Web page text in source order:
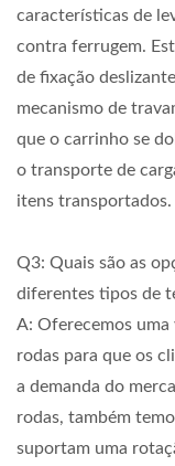
características de
contra ferrugem.
de fixação
mecanismo de
que o carrinho se
o transporte de
itens transportados.
Q3: Quais são as
diferentes tipos de
A: Oferecemos uma
rodas para que os
a demanda do
rodas, também
suportam uma